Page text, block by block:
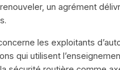
un agrément
les exploitants
qui utilisent